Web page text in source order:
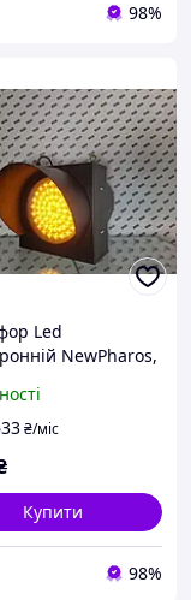
98%
Led
NewPharos,
₴/міс
Купити
98%